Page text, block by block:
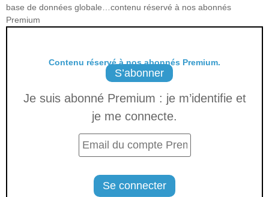
base de données globale…contenu réservé à nos abonnés
Premium
Contenu réservé à nos abonnés Premium.
S’abonner
Je suis abonné Premium : je m’identifie et
je me connecte.